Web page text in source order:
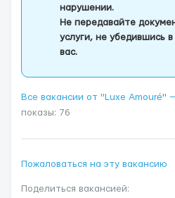
нарушении.
Не передавайте
услуги, не убедившись
вас.
Все вакансии от "Luxe
показы: 76
Пожаловаться на эту вакансию
Поделиться вакансией: